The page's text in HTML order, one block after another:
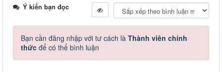
Ý kiến bạn đọc
Bạn cần đăng nhập với tư cách là Thành viên chính
thức để có thể bình luận